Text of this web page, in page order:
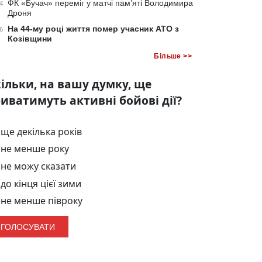
ФК «Бучач» переміг у матчі пам’яті Володимира
Дроня
На 44-му році життя помер учасник АТО з
Козівщини
Більше >>
на вашу думку, ще
активні бойові дії?
ще декілька років
не менше року
не можу сказати
до кінця цієї зими
не менше півроку